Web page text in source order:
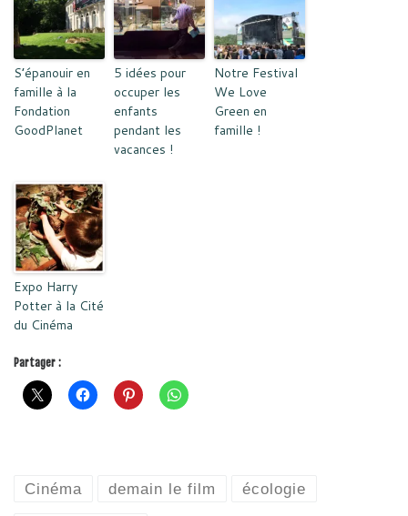
S’épanouir en
famille à la
Fondation
GoodPlanet
5 idées pour
occuper les
enfants
pendant les
vacances !
Notre Festival
We Love
Green en
famille !
Expo Harry
Potter à la Cité
du Cinéma
Partager :
Cinéma demain le film écologie